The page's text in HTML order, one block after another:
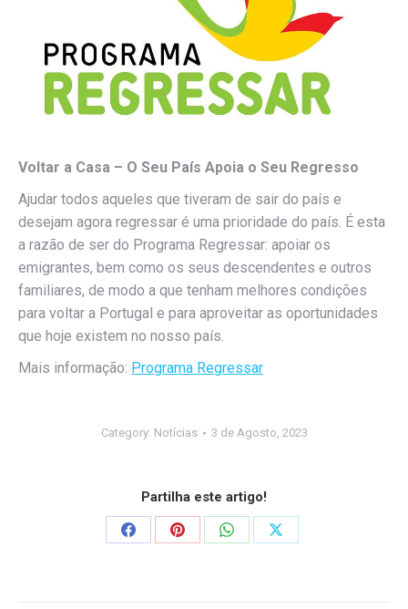
Voltar a Casa – O Seu País Apoia o Seu Regresso
Ajudar todos aqueles que tiveram de sair do país e
desejam agora regressar é uma prioridade do país. É esta
a razão de ser do Programa Regressar: apoiar os
emigrantes, bem como os seus descendentes e outros
familiares, de modo a que tenham melhores condições
para voltar a Portugal e para aproveitar as oportunidades
que hoje existem no nosso país.
Mais informação: Programa Regressar
Category: Notícias 3 de Agosto, 2023
Partilha este artigo!
Share
Share
Share
Share